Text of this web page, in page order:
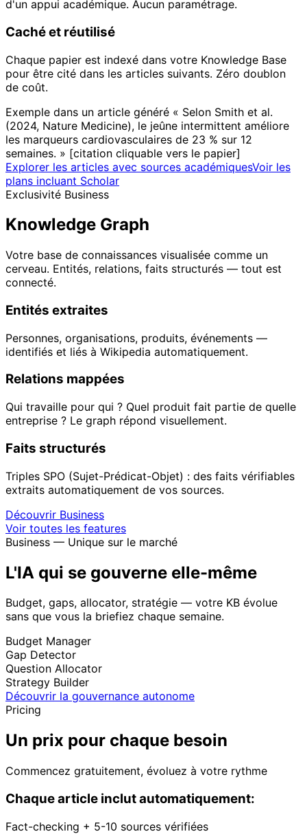
d'un appui académique. Aucun paramétrage.
Caché et réutilisé
Chaque papier est indexé dans votre Knowledge Base
pour être cité dans les articles suivants. Zéro doublon
de coût.
Exemple dans un article généré « Selon Smith et al.
(2024, Nature Medicine), le jeûne intermittent améliore
les marqueurs cardiovasculaires de 23 % sur 12
semaines. » [citation cliquable vers le papier]
Explorer les articles avec sources académiquesVoir les
plans incluant Scholar
Exclusivité Business
Knowledge Graph
Votre base de connaissances visualisée comme un
cerveau. Entités, relations, faits structurés — tout est
connecté.
Entités extraites
Personnes, organisations, produits, événements —
identifiés et liés à Wikipedia automatiquement.
Relations mappées
Qui travaille pour qui ? Quel produit fait partie de quelle
entreprise ? Le graph répond visuellement.
Faits structurés
Triples SPO (Sujet-Prédicat-Objet) : des faits vérifiables
extraits automatiquement de vos sources.
Découvrir Business
Voir toutes les features
Business — Unique sur le marché
L'IA qui se gouverne elle-même
Budget, gaps, allocator, stratégie — votre KB évolue
sans que vous la briefiez chaque semaine.
Budget Manager
Gap Detector
Question Allocator
Strategy Builder
Découvrir la gouvernance autonome
Pricing
Un prix pour chaque besoin
Commencez gratuitement, évoluez à votre rythme
Chaque article inclut automatiquement:
Fact-checking + 5-10 sources vérifiées